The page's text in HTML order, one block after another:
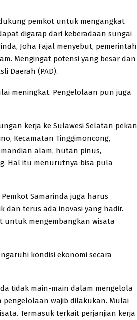
pemkot untuk mengangkat
digarap dari keberadaan sungai
Joha Fajal menyebut, pemerintah
Mengingat potensi yang besar dan
Daerah (PAD).
meningkat. Pengelolaan pun juga
kerja ke Sulawesi Selatan pekan
Kecamatan Tinggimoncong,
alam, hutan pinus,
Hal itu menurutnya bisa pula
Samarinda juga harus
dan terus ada inovasi yang hadir.
untuk mengembangkan wisata
kondisi ekonomi secara
tidak main-main dalam mengelola
pengelolaan wajib dilakukan. Mulai
Termasuk terkait perjanjian kerja